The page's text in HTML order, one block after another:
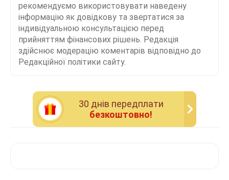
рекомендуємо використовувати наведену
інформацію як довідкову та звертатися за
індивідуальною консультацією перед
прийняттям фінансових рішень. Редакція
здійснює модерацію коментарів відповідно до
Редакційної політики сайту.
30 днiв передплати
безкоштовно!